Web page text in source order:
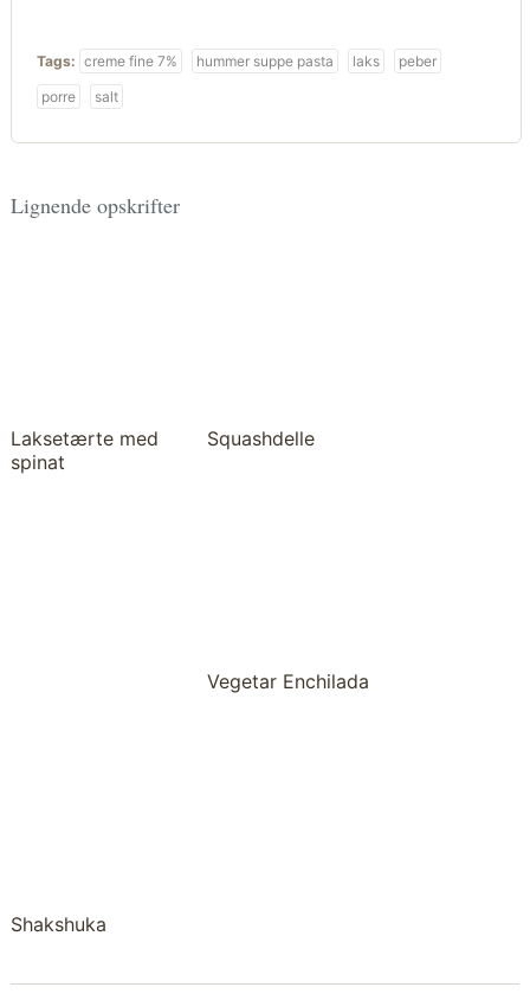
Tags: creme fine 7% hummer suppe pasta laks
peber
porre
salt
Lignende opskrifter
Laksetærte med
spinat
Squashdelle
Vegetar Enchilada
Shakshuka